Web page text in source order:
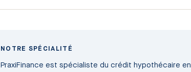
NOTRE SPÉCIALITÉ
PraxiFinance est spécialiste du crédit hypothécaire en